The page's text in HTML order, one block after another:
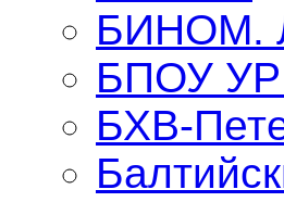
БИНОМ.
БПОУ
БХВ-